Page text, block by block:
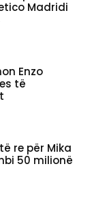
Madridi
Enzo
të
re për Mika
50 milionë